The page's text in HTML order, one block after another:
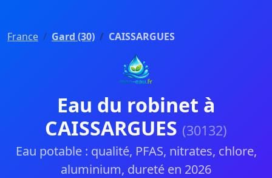
France Gard (30) CAISSARGUES
Eau du robinet à
CAISSARGUES (30132)
Eau potable : qualité, PFAS, nitrates, chlore,
aluminium, dureté en 2026